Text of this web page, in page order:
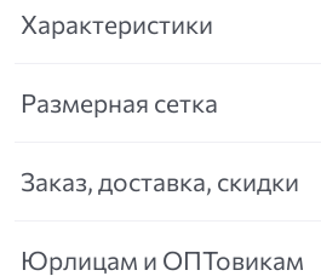
Характеристики
Размерная сетка
Заказ, доставка, скидки
Юрлицам и ОПТовикам